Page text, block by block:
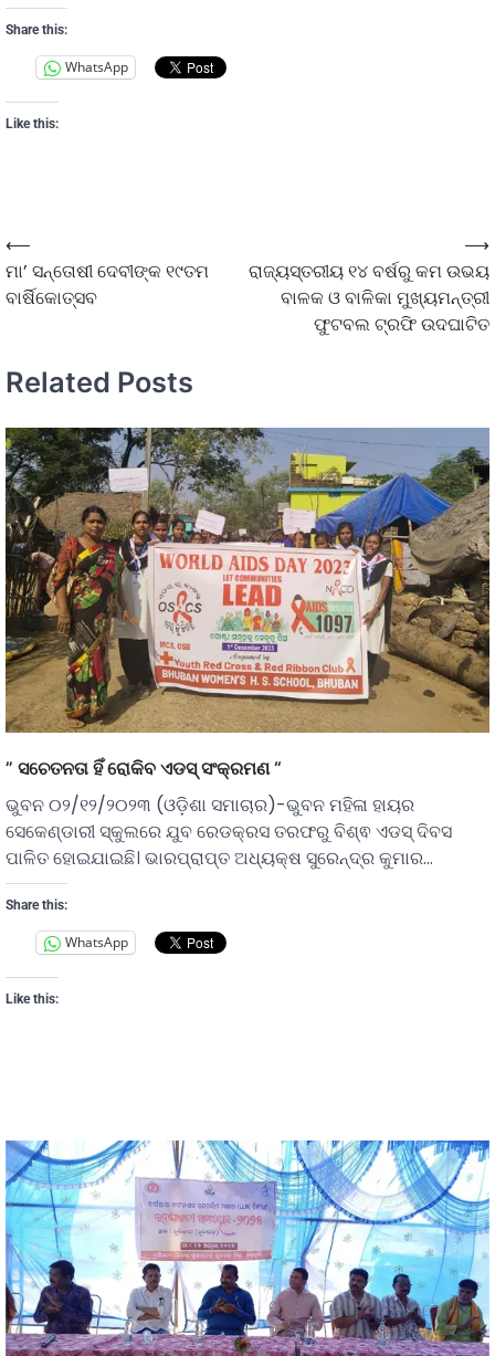
Share this:
WhatsApp
Like this:
⟵
ମା’ ସନ୍ତୋଷୀ ଦେବୀଙ୍କ ୧୯ତମ
ବାର୍ଷିକୋତ୍ସବ
ରାଜ୍ୟସ୍ତରୀୟ ୧୪ ବର୍ଷରୁ କମ ଉଭୟ
ବାଳକ ଓ ବାଳିକା ମୁଖ୍ୟମନ୍ତ୍ରୀ
ଫୁଟବଲ ଟ୍ରଫି ଉଦଘାଟିତ
⟶
Related Posts
” ସଚେତନତା ହିଁ ରୋକିବ ଏଡସ୍ ସଂକ୍ରମଣ “
ଭୁବନ ୦୨/୧୨/୨୦୨୩ (ଓଡ଼ିଶା ସମାଚାର)-ଭୁବନ ମହିଳା ହାୟର
ସେକେଣ୍ଡାରୀ ସ୍କୁଲରେ ଯୁବ ରେଡକ୍ରସ ତରଫରୁ ବିଶ୍ଵ ଏଡସ୍ ଦିବସ
ପାଳିତ ହୋଇଯାଇଛି। ଭାରପ୍ରାପ୍ତ ଅଧ୍ୟକ୍ଷ ସୁରେନ୍ଦ୍ର କୁମାର…
Share this:
WhatsApp
Like this: